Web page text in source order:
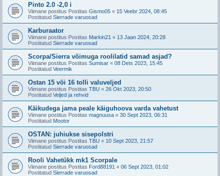
Pinto 2.0 -2,0 i
Viimane postitus Postitas Gismo05 « 15 Veebr 2024, 08:45
Postitatud Sierrade varuosad
Karburaator
Viimane postitus Postitas Markin21 « 13 Jaan 2024, 20:28
Postitatud Sierrade varuosad
Scorpa/Sierra võimuga roolilatid samad asjad?
Viimane postitus Postitas Sumisar « 08 Dets 2023, 15:45
Postitatud Veermik
Ostan 15 või 16 tolli valuveljed
Viimane postitus Postitas TBU « 26 Okt 2023, 20:50
Postitatud Veljed ja rehvid
Käikudega jama peale käiguhoova varda vahetust
Viimane postitus Postitas magnuusa « 30 Sept 2023, 06:31
Postitatud Mootor
OSTAN: juhiukse sisepolstri
Viimane postitus Postitas TBU « 10 Sept 2023, 21:57
Postitatud Sierrade varuosad
Rooli Vahetükk mk1 Scorpale
Viimane postitus Postitas Ford88191 « 06 Sept 2023, 01:02
Postitatud Sierrade varuosad